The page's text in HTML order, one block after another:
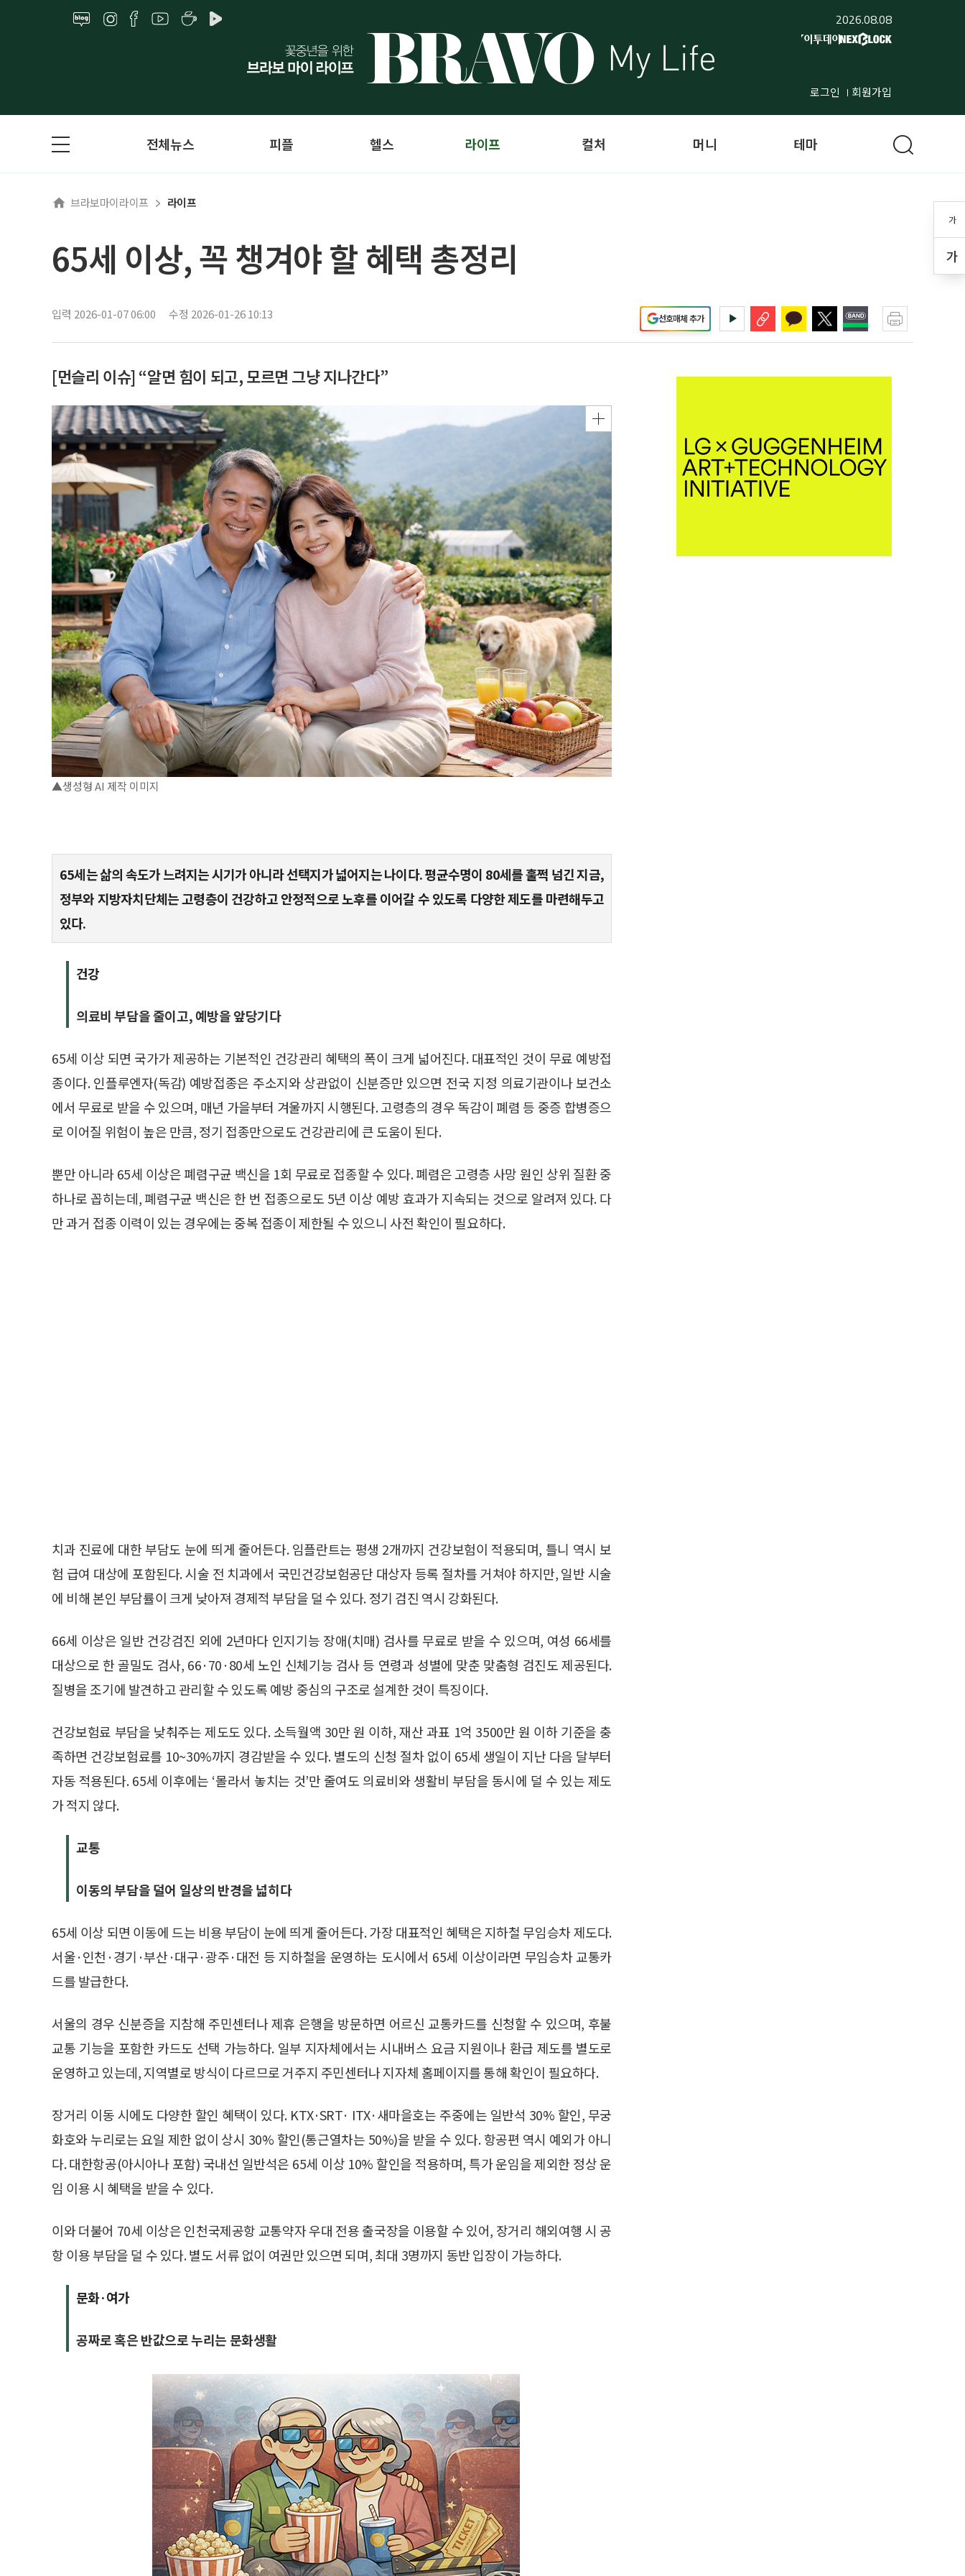
2026.08.08
로그인 회원가입
가
가
전체뉴스 피플 헬스 라이프 컬처 머니 테마
브라보마이라이프 라이프
65세 이상, 꼭 챙겨야 할 혜택 총정리
입력 2026-01-07 06:00 수정 2026-01-26 10:13 선호매체 추가
[먼슬리 이슈] “알면 힘이 되고, 모르면 그냥 지나간다”
▲생성형 AI 제작 이미지
65세는 삶의 속도가 느려지는 시기가 아니라 선택지가 넓어지는 나이다. 평균수명이 80세를 훌쩍 넘긴 지금,
정부와 지방자치단체는 고령층이 건강하고 안정적으로 노후를 이어갈 수 있도록 다양한 제도를 마련해두고
있다.
건강
의료비 부담을 줄이고, 예방을 앞당기다
65세 이상 되면 국가가 제공하는 기본적인 건강관리 혜택의 폭이 크게 넓어진다. 대표적인 것이 무료 예방접
종이다. 인플루엔자(독감) 예방접종은 주소지와 상관없이 신분증만 있으면 전국 지정 의료기관이나 보건소
에서 무료로 받을 수 있으며, 매년 가을부터 겨울까지 시행된다. 고령층의 경우 독감이 폐렴 등 중증 합병증으
로 이어질 위험이 높은 만큼, 정기 접종만으로도 건강관리에 큰 도움이 된다.
뿐만 아니라 65세 이상은 폐렴구균 백신을 1회 무료로 접종할 수 있다. 폐렴은 고령층 사망 원인 상위 질환 중
하나로 꼽히는데, 폐렴구균 백신은 한 번 접종으로도 5년 이상 예방 효과가 지속되는 것으로 알려져 있다. 다
만 과거 접종 이력이 있는 경우에는 중복 접종이 제한될 수 있으니 사전 확인이 필요하다.
치과 진료에 대한 부담도 눈에 띄게 줄어든다. 임플란트는 평생 2개까지 건강보험이 적용되며, 틀니 역시 보
험 급여 대상에 포함된다. 시술 전 치과에서 국민건강보험공단 대상자 등록 절차를 거쳐야 하지만, 일반 시술
에 비해 본인 부담률이 크게 낮아져 경제적 부담을 덜 수 있다. 정기 검진 역시 강화된다.
66세 이상은 일반 건강검진 외에 2년마다 인지기능 장애(치매) 검사를 무료로 받을 수 있으며, 여성 66세를
대상으로 한 골밀도 검사, 66·70·80세 노인 신체기능 검사 등 연령과 성별에 맞춘 맞춤형 검진도 제공된다.
질병을 조기에 발견하고 관리할 수 있도록 예방 중심의 구조로 설계한 것이 특징이다.
건강보험료 부담을 낮춰주는 제도도 있다. 소득월액 30만 원 이하, 재산 과표 1억 3500만 원 이하 기준을 충
족하면 건강보험료를 10~30%까지 경감받을 수 있다. 별도의 신청 절차 없이 65세 생일이 지난 다음 달부터
자동 적용된다. 65세 이후에는 ‘몰라서 놓치는 것’만 줄여도 의료비와 생활비 부담을 동시에 덜 수 있는 제도
가 적지 않다.
교통
이동의 부담을 덜어 일상의 반경을 넓히다
65세 이상 되면 이동에 드는 비용 부담이 눈에 띄게 줄어든다. 가장 대표적인 혜택은 지하철 무임승차 제도다.
서울·인천·경기·부산·대구·광주·대전 등 지하철을 운영하는 도시에서 65세 이상이라면 무임승차 교통카
드를 발급한다.
서울의 경우 신분증을 지참해 주민센터나 제휴 은행을 방문하면 어르신 교통카드를 신청할 수 있으며, 후불
교통 기능을 포함한 카드도 선택 가능하다. 일부 지자체에서는 시내버스 요금 지원이나 환급 제도를 별도로
운영하고 있는데, 지역별로 방식이 다르므로 거주지 주민센터나 지자체 홈페이지를 통해 확인이 필요하다.
장거리 이동 시에도 다양한 할인 혜택이 있다. KTX·SRT· ITX·새마을호는 주중에는 일반석 30% 할인, 무궁
화호와 누리로는 요일 제한 없이 상시 30% 할인(통근열차는 50%)을 받을 수 있다. 항공편 역시 예외가 아니
다. 대한항공(아시아나 포함) 국내선 일반석은 65세 이상 10% 할인을 적용하며, 특가 운임을 제외한 정상 운
임 이용 시 혜택을 받을 수 있다.
이와 더불어 70세 이상은 인천국제공항 교통약자 우대 전용 출국장을 이용할 수 있어, 장거리 해외여행 시 공
항 이용 부담을 덜 수 있다. 별도 서류 없이 여권만 있으면 되며, 최대 3명까지 동반 입장이 가능하다.
문화·여가
공짜로 혹은 반값으로 누리는 문화생활